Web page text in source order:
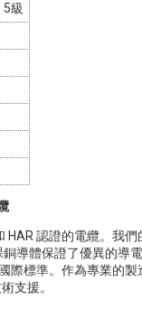
5級
HAR 認證的電纜。我
導體保證了優異的導
際標準。作為專業的
支援。